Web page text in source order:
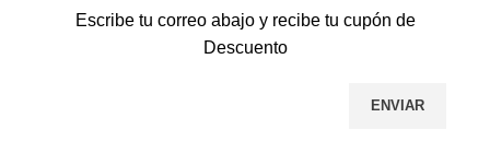
Escribe tu correo abajo y recibe tu cupón de
Descuento